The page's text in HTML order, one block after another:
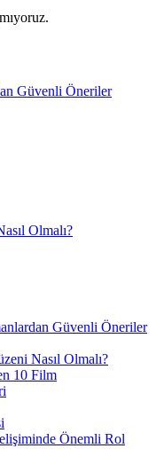
Güvenli Öneriler
Olmalı?
Güvenli Öneriler
Nasıl Olmalı?
10 Film
Önemli Rol